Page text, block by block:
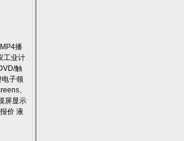
播
工业计
触
电子领
、
屏显示
价 液